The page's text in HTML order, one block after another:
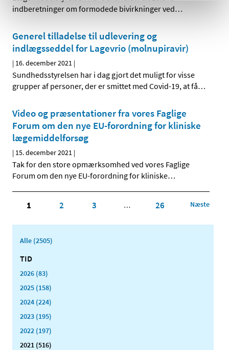
indberetninger om formodede bivirkninger ved…
Generel tilladelse til udlevering og
indlægsseddel for Lagevrio (molnupiravir)
| 16. december 2021 |
Sundhedsstyrelsen har i dag gjort det muligt for visse
grupper af personer, der er smittet med Covid-19, at få…
Video og præsentationer fra vores Faglige
Forum om den nye EU-forordning for kliniske
lægemiddelforsøg
| 15. december 2021 |
Tak for den store opmærksomhed ved vores Faglige
Forum om den nye EU-forordning for kliniske…
1 2 3 … 26 Næste
Alle (2505)
TID
2026 (83)
2025 (158)
2024 (224)
2023 (195)
2022 (197)
2021 (516)